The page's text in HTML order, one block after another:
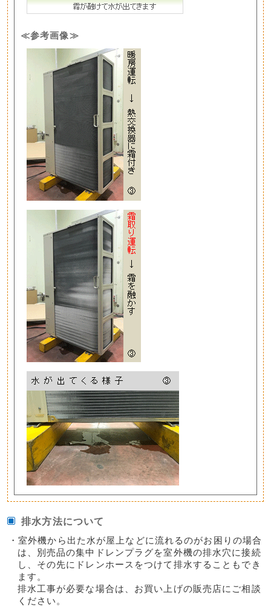
≪参考画像≫
排水方法について
・室外機から出た水が屋上などに流れるのがお困りの場合
は、別売品の集中ドレンプラグを室外機の排水穴に接続
し、その先にドレンホースをつけて排水することもでき
ます。
排水工事が必要な場合は、お買い上げの販売店にご相談
ください。